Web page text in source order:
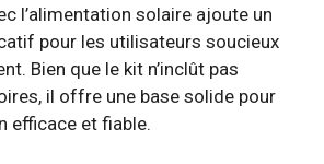
l’alimentation solaire ajoute un
pour les utilisateurs soucieux
Bien que le kit n’inclût pas
il offre une base solide pour
efficace et fiable.